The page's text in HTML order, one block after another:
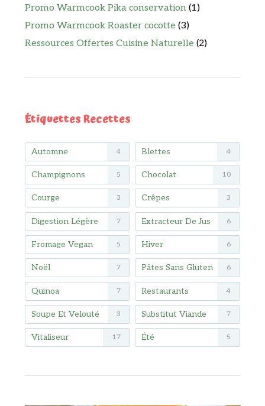
Promo Warmcook Pika conservation (1)
Promo Warmcook Roaster cocotte (3)
Ressources Offertes Cuisine Naturelle (2)
Étiquettes Recettes
Automne 4 Blettes 4
Champignons 5 Chocolat 10
Courge 3 Crêpes 3
Digestion Légère 7 Extracteur De Jus 6
Fromage Vegan 5 Hiver 6
Noël 7 Pâtes Sans Gluten 6
Quinoa 7 Restaurants 4
Soupe Et Velouté 3 Substitut Viande 7
Vitaliseur 17 Été 5